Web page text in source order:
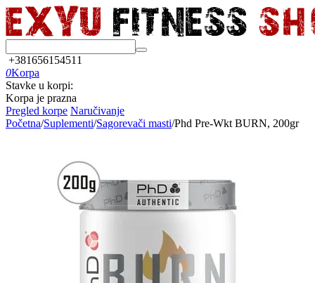
+381656154511
0Korpa
Stavke u korpi:
Korpa je prazna
Pregled korpe Naručivanje
Početna/Suplementi/Sagorevači masti/Phd Pre-Wkt BURN, 200gr